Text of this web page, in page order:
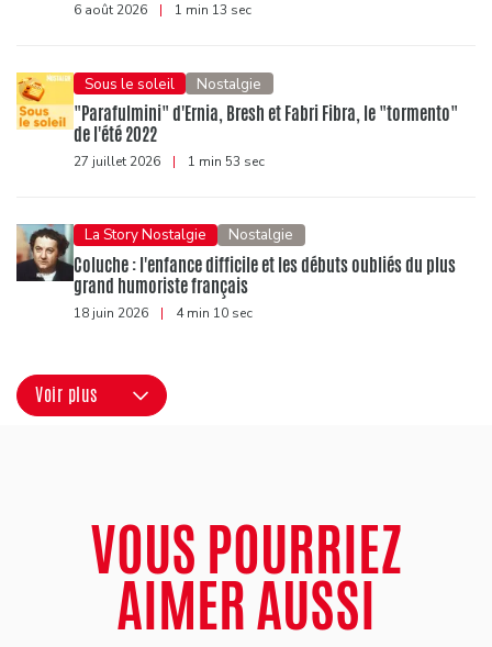
6 août 2026 | 1 min 13 sec
Sous le soleil Nostalgie
"Parafulmini" d'Ernia, Bresh et Fabri Fibra, le "tormento"
de l'été 2022
27 juillet 2026 | 1 min 53 sec
La Story Nostalgie Nostalgie
Coluche : l'enfance difficile et les débuts oubliés du plus
grand humoriste français
18 juin 2026 | 4 min 10 sec
Voir plus
VOUS POURRIEZ
AIMER AUSSI